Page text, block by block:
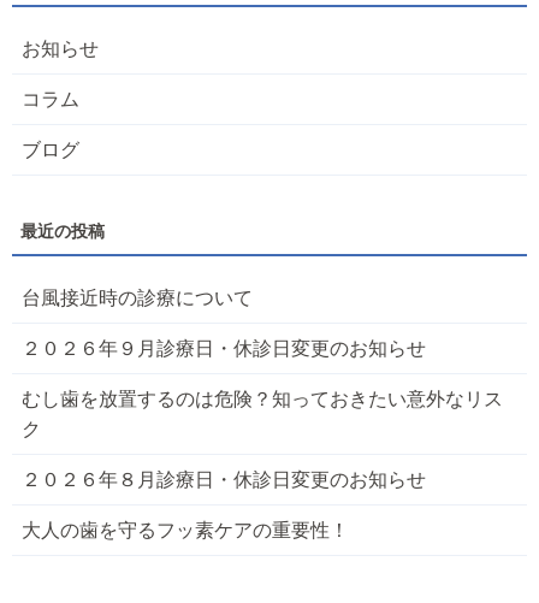
お知らせ
コラム
ブログ
台風接近時の診療について
２０２６年９月診療日・休診日変更のお知らせ
むし歯を放置するのは危険？知っておきたい意外なリス
ク
２０２６年８月診療日・休診日変更のお知らせ
大人の歯を守るフッ素ケアの重要性！